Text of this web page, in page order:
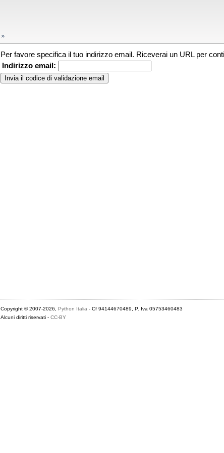
Per favore specifica il tuo indirizzo email. Riceverai un URL per
Indirizzo email:
Copyright © 2007-2026, Python Italia - Cf 94144670489, P. Iva 05753460483
Alcuni diritti riservati - CC-BY